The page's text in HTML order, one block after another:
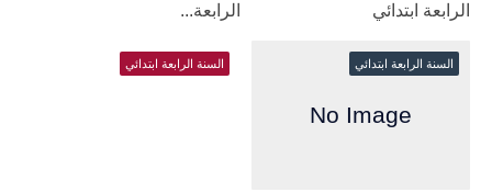
الرابعة ابتدائي
الرابعة...
السنة الرابعة ابتدائي السنة الرابعة ابتدائي